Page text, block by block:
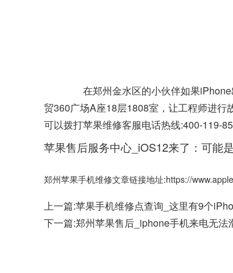
在郑州金水区的小伙伴如果iPhone
贸360广场A座18层1808室，让工程师进行
可以拨打苹果维修客服电话热线:400-119-
苹果售后服务中心_iOS12来了：可能
郑州苹果手机维修文章链接地址:https://
上一篇:苹果手机维修点查询_这里有9个
下一篇:郑州苹果售后_iphone手机来电无法